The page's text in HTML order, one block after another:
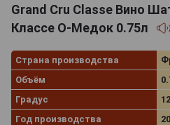
Grand Cru Classe Вино
Классе О-Медок 0.75л
Страна производства
Объём
Градус
Год производства